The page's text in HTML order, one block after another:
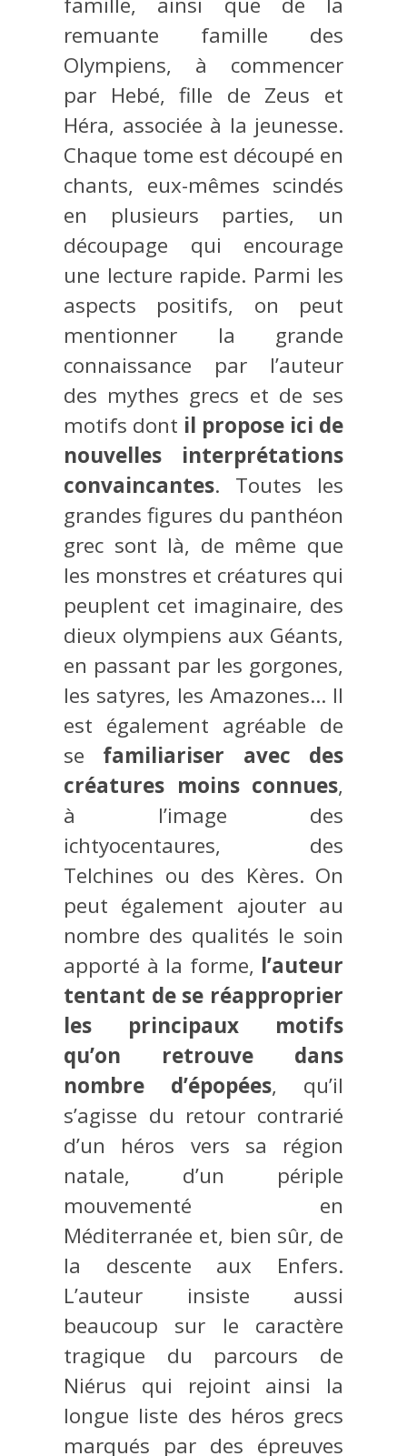
remuante famille des
Olympiens, à commencer
par Hebé, fille de Zeus et
Héra, associée à la jeunesse.
Chaque tome est découpé en
chants, eux-mêmes scindés
en plusieurs parties, un
découpage qui encourage
une lecture rapide. Parmi les
aspects positifs, on peut
mentionner la grande
connaissance par l’auteur
des mythes grecs et de ses
motifs dont il propose ici de
nouvelles interprétations
convaincantes. Toutes les
grandes figures du panthéon
grec sont là, de même que
les monstres et créatures qui
peuplent cet imaginaire, des
dieux olympiens aux Géants,
en passant par les gorgones,
les satyres, les Amazones… Il
est également agréable de
se familiariser avec des
créatures moins connues,
à l’image des
ichtyocentaures, des
Telchines ou des Kères. On
peut également ajouter au
nombre des qualités le soin
apporté à la forme, l’auteur
tentant de se réapproprier
les principaux motifs
qu’on retrouve dans
nombre d’épopées, qu’il
s’agisse du retour contrarié
d’un héros vers sa région
natale, d’un périple
mouvementé en
Méditerranée et, bien sûr, de
la descente aux Enfers.
L’auteur insiste aussi
beaucoup sur le caractère
tragique du parcours de
Niérus qui rejoint ainsi la
longue liste des héros grecs
marqués par des épreuves